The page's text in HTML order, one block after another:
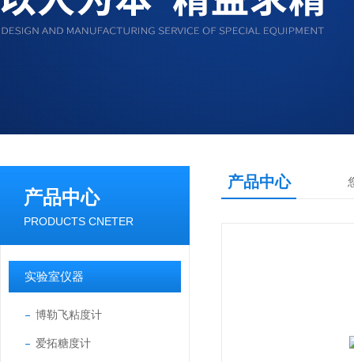
产品中心
PRODUCTS CNETER
实验室仪器
博勒飞粘度计
爱拓糖度计
产品中心